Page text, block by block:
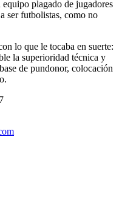
plagado de jugadores
ser futbolistas, como no
lo que le tocaba en suerte:
la superioridad técnica y
de pundonor, colocación